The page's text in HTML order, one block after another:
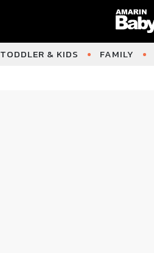
TODDLER & KIDS FAMILY